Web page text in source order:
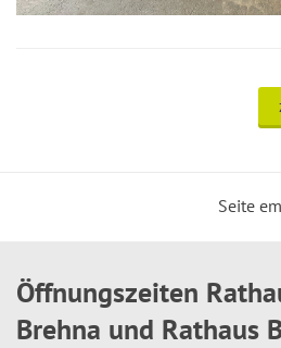
Seite
Öffnungszeiten
Brehna und Rathaus